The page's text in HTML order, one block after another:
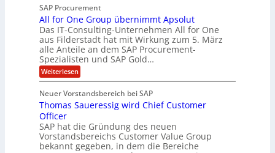
f
b
e
i
I
F
S
e
z
i
a
l
i
s
u
l
i
a
n
e
n
n
t
C
T
O
V
P
-
S
e
c
u
r
i
t
y
y
s
e
m
S
t
SAP Procurement
All for One Group übernimmt Apsolut
Das IT-Consulting-Unternehmen All for One
aus Filderstadt hat mit Wirkung zum 5. März
alle Anteile an dem SAP Procurement-
Spezialisten und SAP Gold…
Weiterlesen:
A
l
f
r
O
n
e
Neuer Vorstandsbereich bei SAP
Thomas Saueressig wird Chief Customer
Officer
SAP hat die Gründung des neuen
Vorstandsbereichs Customer Value Group
bekannt gegeben, in dem die Bereiche